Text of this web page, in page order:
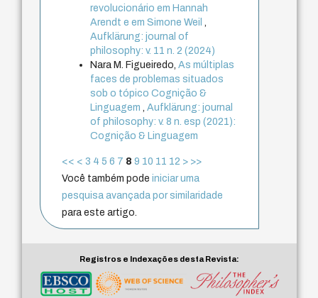
revolucionário em Hannah
Arendt e em Simone Weil
Aufklärung: journal of
philosophy: v. 11 n. 2 (2024)
Nara M. Figueiredo,As múltiplas
faces de problemas situados
sob o tópico Cognição &
Linguagem
,Aufklärung: journal
of philosophy: v. 8 n. esp (2021):
Cognição & Linguagem
<< < 3 4 5 6 7 8 9 10 11 12 > >>
Você também podeiniciar uma
pesquisa avançada por similaridade
para este artigo.
Registros e Indexações desta Revista: